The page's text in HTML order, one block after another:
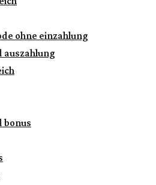
ohne einzahlung
auszahlung
bonus